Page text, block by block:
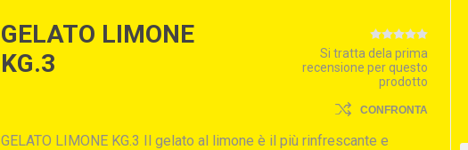
GELATO LIMONE
KG.3
Si tratta dela prima
recensione per questo
prodotto
CONFRONTA
GELATO LIMONE KG.3 Il gelato al limone è il più rinfrescante e